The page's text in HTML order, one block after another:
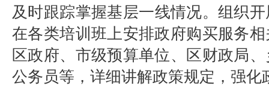
及时跟踪掌握基层一线情况。组织
在各类培训班上安排政府购买服务
区政府、市级预算单位、区财政局
公务员等，详细讲解政策规定，强化